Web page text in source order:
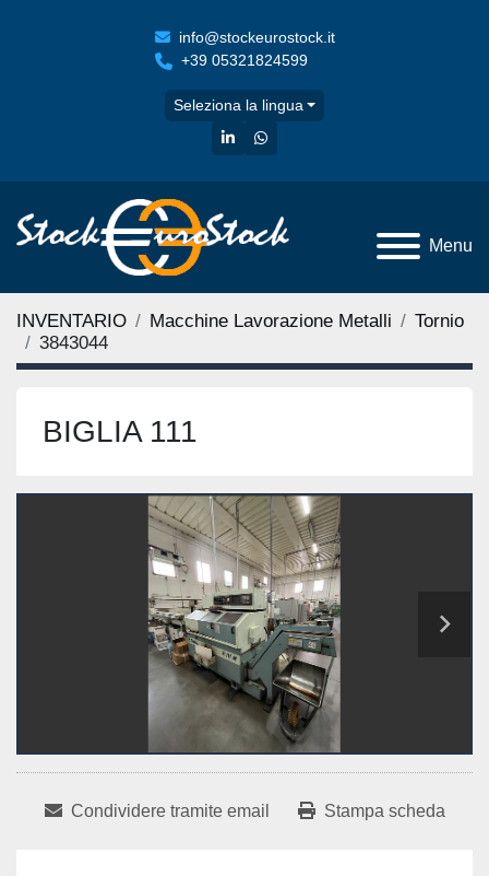
info@stockeurostock.it
+39 05321824599
Seleziona la lingua
linkedinwhatsapp
Menu
INVENTARIO Macchine Lavorazione Metalli
Tornio
3843044
BIGLIA 111
Condividere tramite email Stampa scheda